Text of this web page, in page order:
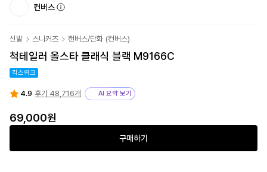
컨버스
신발 스니커즈 캔버스/단화 (컨버스)
척테일러 올스타 클래식 블랙 M9166C
킥스위크
4.9 후기 48,716개 AI 요약 보기
69,000원
구매하기